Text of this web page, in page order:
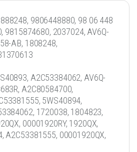
9806448880, 98 06 448
9815874680, 2037024, AV6Q-
AB, 1808248,
A2C53384062, AV6Q-
A2C80584700,
5WS40894,
1720038, 1804823,
00001920RY, 1920QX,
A2C53381555, 00001920QX,